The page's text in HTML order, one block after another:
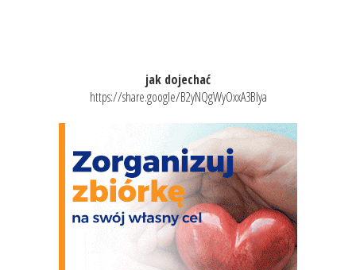
jak dojechać
https://share.google/B2yNQgWyOxxA3BIya